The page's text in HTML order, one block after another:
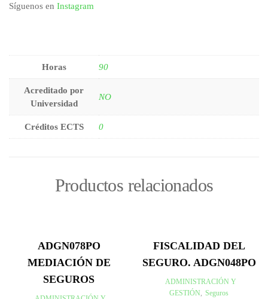
Síguenos en Instagram
Horas 90
Acreditado por
Universidad
NO
Créditos ECTS 0
Productos relacionados
ADGN078PO
MEDIACIÓN DE
SEGUROS
FISCALIDAD DEL
SEGURO. ADGN048PO
ADMINISTRACIÓN Y
GESTIÓN, Seguros